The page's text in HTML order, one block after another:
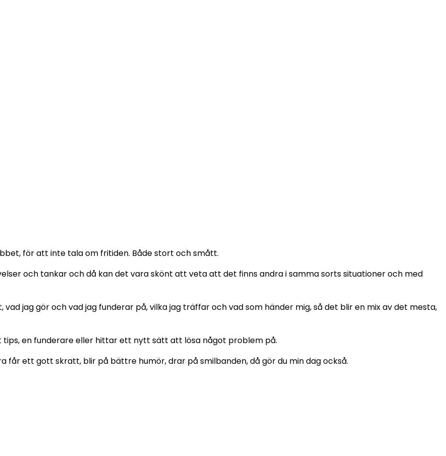
för att inte tala om fritiden. Både stort och smått.
och tankar och då kan det vara skönt att veta att det finns andra i samma sorts situationer och med
jag gör och vad jag funderar på, vilka jag träffar och vad som händer mig, så det blir en mix av det mesta,
tips, en funderare eller hittar ett nytt sätt att lösa något problem på.
får ett gott skratt, blir på bättre humör, drar på smilbanden, då gör du min dag också.